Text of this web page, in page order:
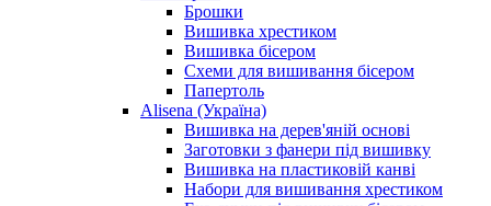
Брошки
Вишивка хрестиком
Вишивка бісером
Схеми для вишивання бісером
Папертоль
Alisena (Україна)
Вишивка на дерев'яній основі
Заготовки з фанери під вишивку
Вишивка на пластиковій канві
Набори для вишивання хрестиком